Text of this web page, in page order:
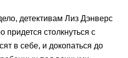
детективам Лиз Дэнверс
столкнуться с
в себе, и докопаться до